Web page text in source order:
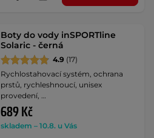
Boty do vody inSPORTline
Solaric - černá
4.9 (17)
Rychlostahovací systém, ochrana
prstů, rychleshnoucí, unisex
provedení, …
689 Kč
skladem – 10.8. u Vás